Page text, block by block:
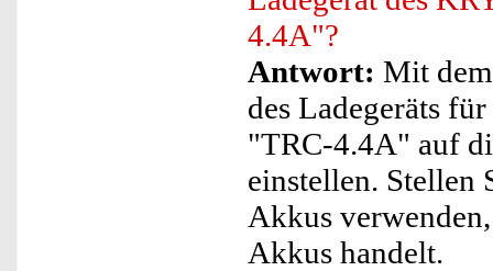
4.4A"?
Antwort: Mit
des Ladegeräts
"TRC-4.4A" auf
einstellen. Stellen
Akkus
Akkus handelt.